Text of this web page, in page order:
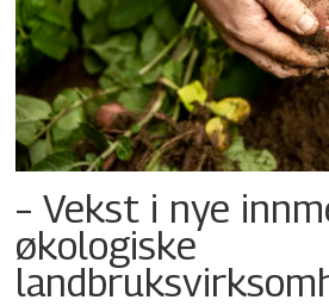
– Vekst i nye
økologiske